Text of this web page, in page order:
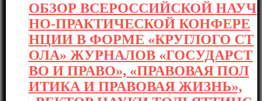
ОБЗОР ВСЕРОССИЙСКОЙ НАУЧ
НО-ПРАКТИЧЕСКОЙ КОНФЕРЕ
НЦИИ В ФОРМЕ «КРУГЛОГО СТ
ОЛА» ЖУРНАЛОВ «ГОСУДАРСТ
ВО И ПРАВО», «ПРАВОВАЯ ПОЛ
ИТИКА И ПРАВОВАЯ ЖИЗНЬ»,